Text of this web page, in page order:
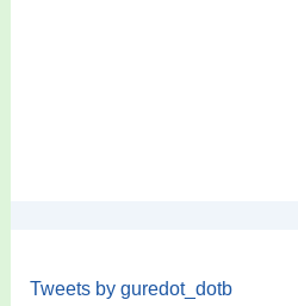
Tweets by guredot_dotb